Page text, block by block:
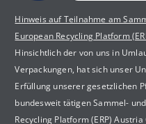
Hinweis auf Teilnahme am
European Recycling Platform
Hinsichtlich der von uns in
Verpackungen, hat sich unser
Erfüllung unserer gesetzlichen
bundesweit tätigen Sammel-
Recycling Platform (ERP)